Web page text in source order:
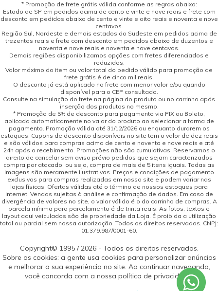
* Promoção de frete grátis válida conforme as regras abaixo:
Estado de SP em pedidos acima de cento e vinte e nove reais e frete com
desconto em pedidos abaixo de cento e vinte e oito reais e noventa e nove
centavos.
Região Sul, Nordeste e demais estados do Sudeste em pedidos acima de
trezentos reais e frete com desconto em pedidos abaixo de duzentos e
noventa e nove reais e noventa e nove centavos.
Demais regiões disponibilizamos opções com fretes diferenciados e
reduzidos.
Valor máximo do item ou valor total do pedido válido para promoção de
frete grátis é de cinco mil reais.
O desconto já está aplicado no frete com menor valor e/ou quando
disponível para o CEP consultado.
Consulte na simulação do frete na página do produto ou no carrinho após
inserção dos produtos no mesmo.
* Promoção de 5% de desconto para pagamento via PIX ou Boleto,
aplicada automaticamente no valor do produto ao selecionar a forma de
pagamento. Promoção válida até 31/12/2026 ou enquanto durarem os
estoques. Cupons de desconto disponíveis no site tem o valor de dez reais
e são válidos para compras acima de cento e noventa e nove reais e até
24h após o recebimento. Promoções não são cumulativas. Reservamos o
direito de cancelar sem aviso prévio pedidos que sejam caracterizados
compra por atacado, ou seja, compra de mais de 5 itens iguais. Todas as
imagens são meramente ilustrativas. Preços e condições de pagamento
exclusivos para compras realizadas em nosso site e podem variar nas
lojas físicas. Ofertas válidas até o término de nossos estoques para
internet. Vendas sujeitas à análise e confirmação de dados. Em caso de
divergência de valores no site, o valor válido é o do carrinho de compras. A
parcela mínima para parcelamento é de trinta reais. As fotos, textos e
layout aqui veiculados são de propriedade da Loja. É proibida a utilização
total ou parcial sem nossa autorização. Todos os direitos reservados. CNPJ:
01.379.987/0001-60.
Copyright© 1995 / 2026 - Todos os direitos reservados.
Sobre os cookies: a gente usa cookies para personalizar anúncios
e melhorar a sua experiência no site. Ao continuar navegando,
você concorda com a nossa política de privacidade.